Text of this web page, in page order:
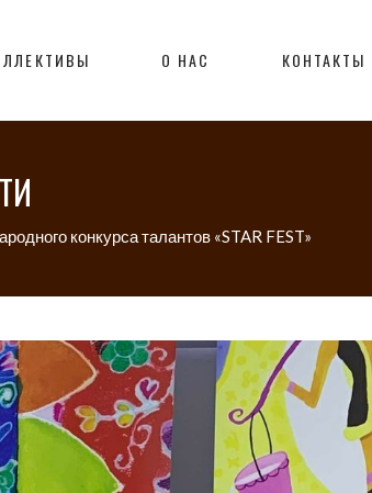
О НАС КОНТАКТЫ
конкурса талантов «STAR FEST»